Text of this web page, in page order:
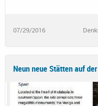
07/29/2016
Neun neue Stätten auf